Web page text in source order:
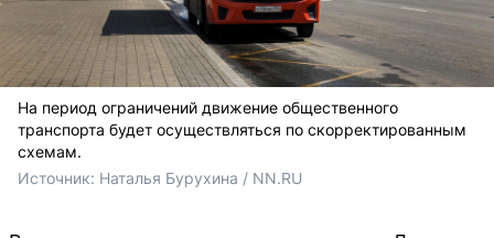
На период ограничений движение общественного
транспорта будет осуществляться по скорректированным
схемам.
Источник: Наталья Бурухина / NN.RU